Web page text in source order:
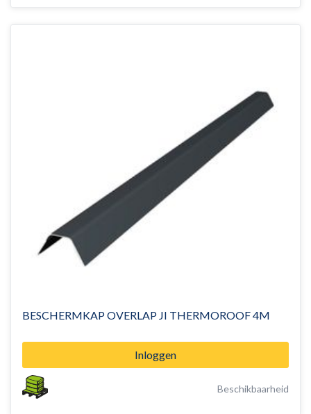
BESCHERMKAP OVERLAP JI THERMOROOF 4M
Inloggen
Beschikbaarheid